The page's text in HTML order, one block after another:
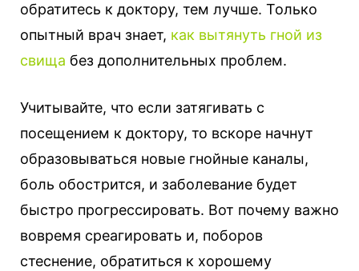
обратитесь к доктору, тем лучше. Только
опытный врач знает, как вытянуть гной из
свища без дополнительных проблем.
Учитывайте, что если затягивать с
посещением к доктору, то вскоре начнут
образовываться новые гнойные каналы,
боль обострится, и заболевание будет
быстро прогрессировать. Вот почему важно
вовремя среагировать и, поборов
стеснение, обратиться к хорошему